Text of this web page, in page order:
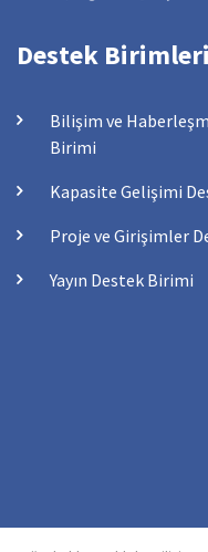
Destek
Bilişim ve
Birimi
Kapasite Gelişimi
Proje ve Girişimler
Yayın Destek Birimi